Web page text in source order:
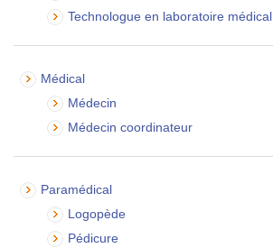
Technologue en laboratoire médical
Médical
Médecin
Médecin coordinateur
Paramédical
Logopède
Pédicure